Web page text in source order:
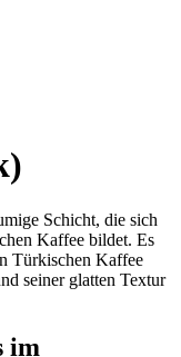
Schicht, die sich
Kaffee bildet. Es
Türkischen Kaffee
seiner glatten Textur
im